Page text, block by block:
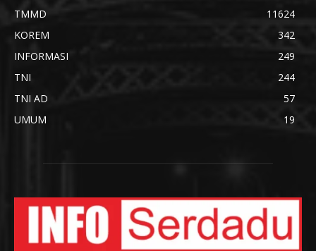
TMMD
11624
KOREM
342
INFORMASI
249
TNI
244
TNI AD
57
UMUM
19